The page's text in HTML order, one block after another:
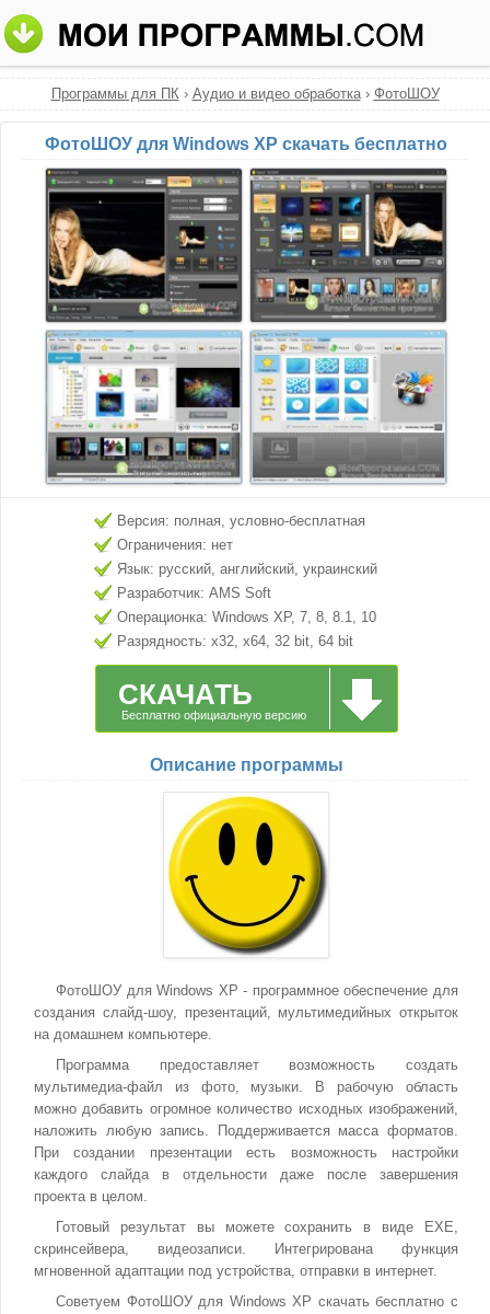
Программы для ПК› Аудио и видео обработка› ФотоШОУ
ФотоШОУ для Windows XP скачать бесплатно
Версия: полная, условно-бесплатная
Ограничения: нет
Язык: русский, английский, украинский
Разработчик: AMS Soft
Операционка: Windows XP, 7, 8, 8.1, 10
Разрядность: x32, x64, 32 bit, 64 bit
СКАЧАТЬ
Бесплатно официальную версию
Описание программы
ФотоШОУ для Windows XP - программное обеспечение для
создания слайд-шоу, презентаций, мультимедийных открыток
на домашнем компьютере.
Программа предоставляет возможность создать
мультимедиа-файл из фото, музыки. В рабочую область
можно добавить огромное количество исходных изображений,
наложить любую запись. Поддерживается масса форматов.
При создании презентации есть возможность настройки
каждого слайда в отдельности даже после завершения
проекта в целом.
Готовый результат вы можете сохранить в виде EXE,
скринсейвера, видеозаписи. Интегрирована функция
мгновенной адаптации под устройства, отправки в интернет.
Советуем ФотоШОУ для Windows XP скачать бесплатно с